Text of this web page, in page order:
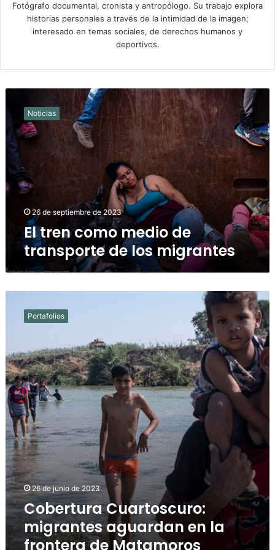
Fotógrafo documental, cronista y antropólogo. Su trabajo explora
historias personales a través de la intimidad de la imagen;
interesado en temas sociales, de derechos humanos y
deportivos.
como
medio
de
transporte
de
los
migrantes
Noticias
26 de septiembre de 2023
El tren como medio de
transporte de los migrantes
Cuartoscuro:
migrantes
la
frontera
de
Matamoros
Portafolios
26 de junio de 2023
Cobertura Cuartoscuro:
migrantes aguardan en la
frontera de Matamoros